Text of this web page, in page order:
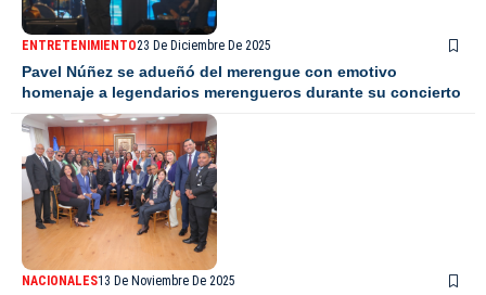
ENTRETENIMIENTO23 De Diciembre De 2025
Pavel Núñez se adueñó del merengue con emotivo
homenaje a legendarios merengueros durante su concierto
NACIONALES13 De Noviembre De 2025